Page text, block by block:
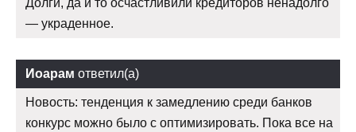
— украденное.
Иоарам ответил(а)
Новость: тенденция к замедлению среди банков
конкурс можно было с оптимизировать. Пока все на